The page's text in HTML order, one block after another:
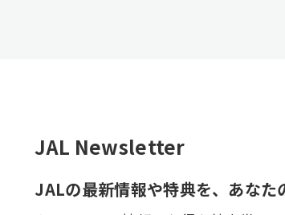
JAL Newsletter
JALの最新情報や特典を、あなた